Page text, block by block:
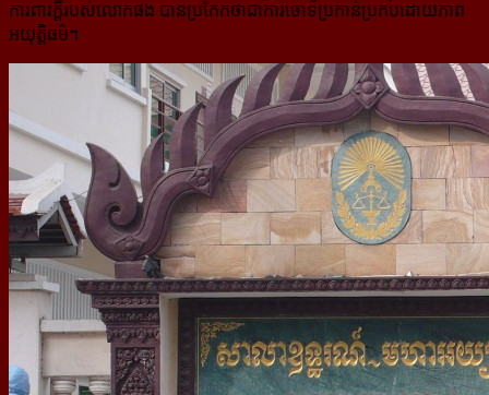
ការពារក្ដីរបស់លោកផង បានប្រកែកថាជាការ​ចោទប្រកាន់ប្រកប​ដោយ​ភាព
អយុត្តិធម៌។